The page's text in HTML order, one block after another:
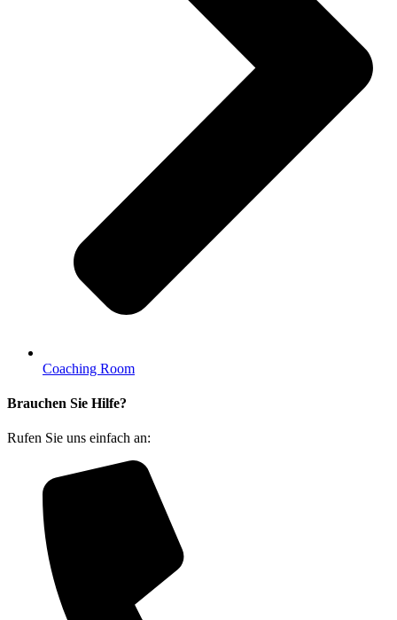
Coaching Room
Brauchen Sie Hilfe?
Rufen Sie uns einfach an: